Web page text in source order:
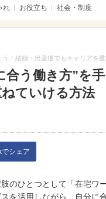
れ お役立ち 社会・制度
う！結婚・出産後でもキャリアを
合う働き方”を
ていける方法
シェア
のひとつとして「在宅ワ
を活用しながら、自分に